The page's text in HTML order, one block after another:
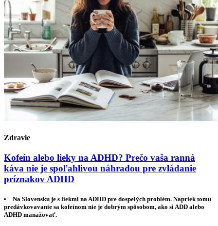
Zdravie
Kofeín alebo lieky na ADHD? Prečo vaša ranná
káva nie je spoľahlivou náhradou pre zvládanie
príznakov ADHD
Na Slovensku je s liekmi na ADHD pre dospelých problém. Napriek tomu
predávkovavanie sa kofeínom nie je dobrým spôsobom, ako si ADD alebo
ADHD manažovať.